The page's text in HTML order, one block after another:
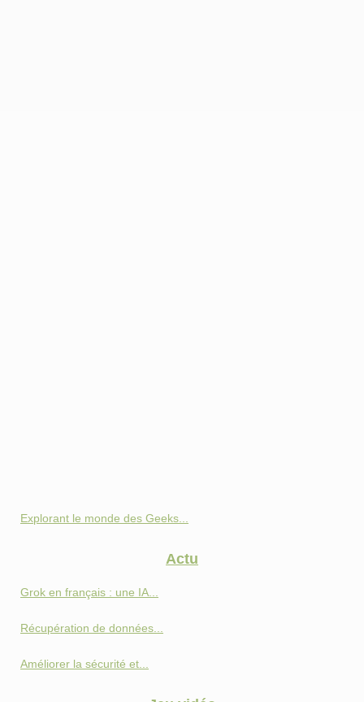
Explorant le monde des Geeks...
Actu
Grok en français : une IA...
Récupération de données...
Améliorer la sécurité et...